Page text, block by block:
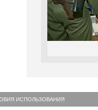
ИСПОЛЬЗОВАНИЯ